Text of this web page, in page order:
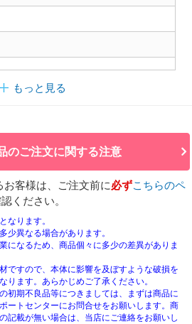
もっと見る
のご注文に関する注意
客様は、ご注文前に必ずこちらのペ
ください。
なります。
異なる場合があります。
になるため、商品個々に多少の差異がありま
ですので、本体に影響を及ぼすような破損を
ります。あらかじめご了承ください。
初期不良品等につきましては、まずは商品に
ートセンターにお問合せをお願いします。商
記載が無い場合は、当店にご連絡をお願いし